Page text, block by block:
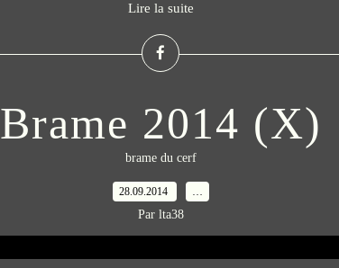
Lire la suite
Brame 2014 (X)
brame du cerf
28.09.2014 …
Par lta38